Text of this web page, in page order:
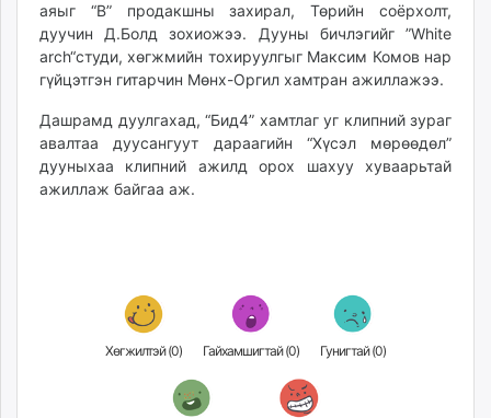
mminfo.mn
ugluu.mn
urlag.mn
asu.mn
shudarga.mn
shuurhai.mn
аяыг “В” продакшны захирал, Төрийн соёрхолт,
дуучин Д.Болд зохиожээ. Дууны бичлэгийг ”White
arch“студи, хөгжмийн тохируулгыг Максим Комов нар
гүйцэтгэн гитарчин Мөнх-Оргил хамтран ажиллажээ.
Дашрамд дуулгахад, “Бид4” хамтлаг уг клипний зураг
авалтаа дуусангуут дараагийн “Хүсэл мөрөөдөл”
дууныхаа клипний ажилд орох шахуу хуваарьтай
ажиллаж байгаа аж.
Хөгжилтэй (0) Гайхамшигтай (0) Гунигтай (0)